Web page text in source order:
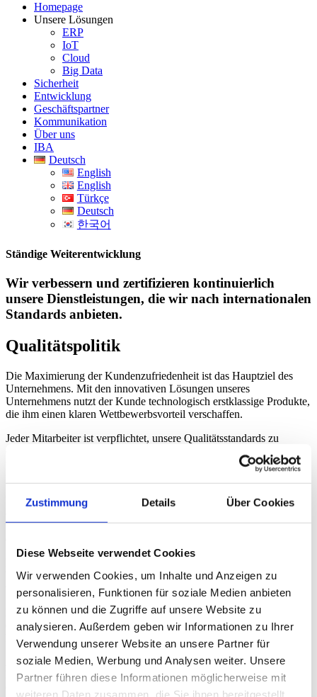
Zustimmung Details Über Cookies
Diese Webseite verwendet Cookies
Wir verwenden Cookies, um Inhalte und Anzeigen zu
personalisieren, Funktionen für soziale Medien anbieten
zu können und die Zugriffe auf unsere Website zu
analysieren. Außerdem geben wir Informationen zu Ihrer
Verwendung unserer Website an unsere Partner für
soziale Medien, Werbung und Analysen weiter. Unsere
Partner führen diese Informationen möglicherweise mit
weiteren Daten zusammen, die Sie ihnen bereitgestellt
Homepage
Unsere Lösungen
ERP
IoT
Cloud
Big Data
Sicherheit
Entwicklung
Geschäftspartner
Kommunikation
Über uns
IBA
Deutsch
English
English
Türkçe
Deutsch
한국어
Ständige Weiterentwicklung
Wir verbessern und zertifizieren kontinuierlich
unsere Dienstleistungen, die wir nach internationalen
Standards anbieten.
Qualitätspolitik
Die Maximierung der Kundenzufriedenheit ist das Hauptziel des
Unternehmens. Mit den innovativen Lösungen unseres
Unternehmens nutzt der Kunde technologisch erstklassige Produkte,
die ihm einen klaren Wettbewerbsvorteil verschaffen.
Jeder Mitarbeiter ist verpflichtet, unsere Qualitätsstandards zu
unserer Mitarbeiter stellen wir sicher, dass die Qualitätsgrundsätze
Wir arbeiten weiterhin daran, die ökologische Nachhaltigkeit und
Weise zu gewährleisten, und wir achten bei unseren Aktivitäten auf
Verbesserungsprozess wird die Qualität unserer Dienstleistungen
weiter verbessern.
Der regelmäßige Dialog mit unseren Kunden und Mitarbeitern
ermöglicht es uns, die Einhaltung der Qualitätsgrundsätze
kontinuierlich zu überprüfen.
Alle Aktivitäten im Zusammenhang mit der Produkt- und
Dienstleistungsqualität werden in Übereinstimmung mit den
Grundsätzen und Prinzipien der DIN EN ISO: 9001:2015